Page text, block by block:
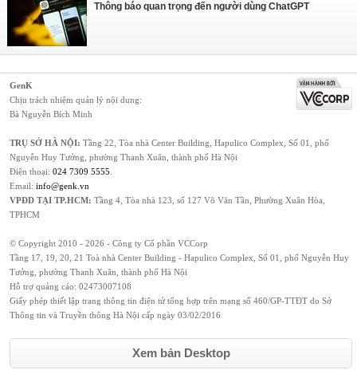
Thông báo quan trọng đến người dùng ChatGPT
GenK
Chịu trách nhiệm quản lý nội dung:
Bà Nguyễn Bích Minh
TRỤ SỞ HÀ NỘI: Tầng 22, Tòa nhà Center Building, Hapulico Complex, Số 01, phố
Nguyễn Huy Tưởng, phường Thanh Xuân, thành phố Hà Nội
Điện thoại: 024 7309 5555
Email: info@genk.vn
VPĐD TẠI TP.HCM: Tầng 4, Tòa nhà 123, số 127 Võ Văn Tần, Phường Xuân Hòa,
TPHCM
© Copyright 2010 - 2026 - Công ty Cổ phần VCCorp
Tầng 17, 19, 20, 21 Toà nhà Center Building - Hapulico Complex, Số 01, phố Nguyễn Huy
Tưởng, phường Thanh Xuân, thành phố Hà Nội
Hỗ trợ quảng cáo: 02473007108
Giấy phép thiết lập trang thông tin điện tử tổng hợp trên mạng số 460/GP-TTĐT do Sở
Thông tin và Truyền thông Hà Nội cấp ngày 03/02/2016
Xem bản Desktop